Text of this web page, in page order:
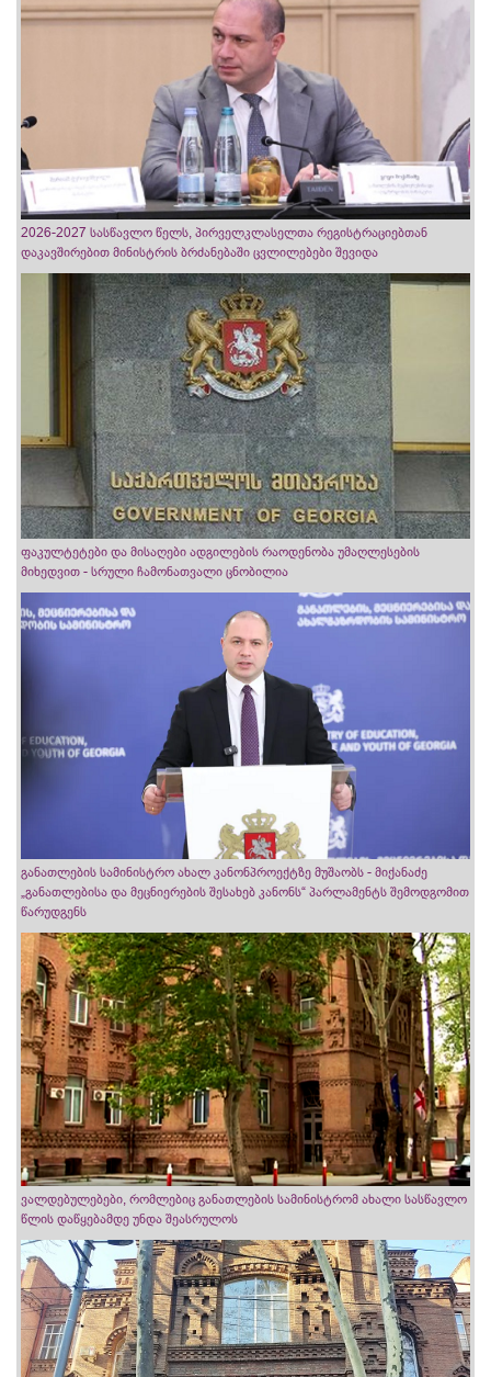
2026-2027 სასწავლო წელს, პირველკლასელთა რეგისტრაციებთან
დაკავშირებით მინისტრის ბრძანებაში ცვლილებები შევიდა
ფაკულტეტები და მისაღები ადგილების რაოდენობა უმაღლესების
მიხედვით - სრული ჩამონათვალი ცნობილია
განათლების სამინისტრო ახალ კანონპროექტზე მუშაობს - მიქანაძე
„განათლებისა და მეცნიერების შესახებ კანონს“ პარლამენტს შემოდგომით
წარუდგენს
ვალდებულებები, რომლებიც განათლების სამინისტრომ ახალი სასწავლო
წლის დაწყებამდე უნდა შეასრულოს